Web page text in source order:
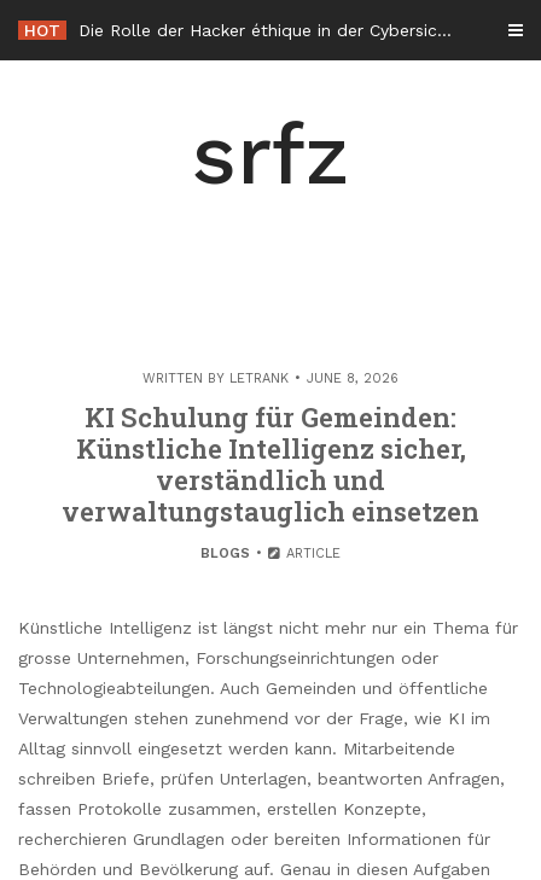
content
HOT Die Rolle der Hacker éthique in der Cybersicherheit in Frankreich
srfz
WRITTEN BY LETRANK JUNE 8, 2026
KI Schulung für Gemeinden:
Künstliche Intelligenz sicher,
verständlich und
verwaltungstauglich einsetzen
BLOGS ARTICLE
Künstliche Intelligenz ist längst nicht mehr nur ein Thema für
grosse Unternehmen, Forschungseinrichtungen oder
Technologieabteilungen. Auch Gemeinden und öffentliche
Verwaltungen stehen zunehmend vor der Frage, wie KI im
Alltag sinnvoll eingesetzt werden kann. Mitarbeitende
schreiben Briefe, prüfen Unterlagen, beantworten Anfragen,
fassen Protokolle zusammen, erstellen Konzepte,
recherchieren Grundlagen oder bereiten Informationen für
Behörden und Bevölkerung auf. Genau in diesen Aufgaben